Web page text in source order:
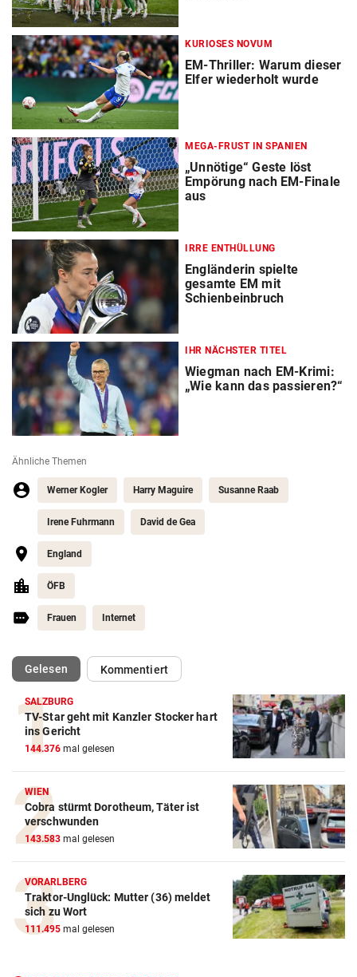
KURIOSES NOVUM
EM-Thriller: Warum dieser
Elfer wiederholt wurde
MEGA-FRUST IN SPANIEN
„Unnötige“ Geste löst
Empörung nach EM-Finale
aus
IRRE ENTHÜLLUNG
Engländerin spielte
gesamte EM mit
Schienbeinbruch
IHR NÄCHSTER TITEL
Wiegman nach EM-Krimi:
„Wie kann das passieren?“
Ähnliche Themen
Werner Kogler Harry Maguire Susanne Raab
Irene Fuhrmann David de Gea
England
ÖFB
Frauen Internet
Gelesen(ausgewählt)Kommentiert
SALZBURG
TV-Star geht mit Kanzler Stocker hart
ins Gericht
144.376 mal gelesen
WIEN
Cobra stürmt Dorotheum, Täter ist
verschwunden
143.583 mal gelesen
VORARLBERG
Traktor-Unglück: Mutter (36) meldet
sich zu Wort
111.495 mal gelesen
Action-Cam Vergleich
ZUM VERGLEICH
Crosstrainer Vergleich
ZUM VERGLEICH
E-Bike Vergleich
ZUM VERGLEICH